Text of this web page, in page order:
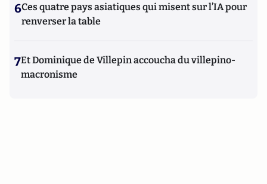
6Ces quatre pays asiatiques qui misent sur l’IA pour
renverser la table
7Et Dominique de Villepin accoucha du villepino-
macronisme